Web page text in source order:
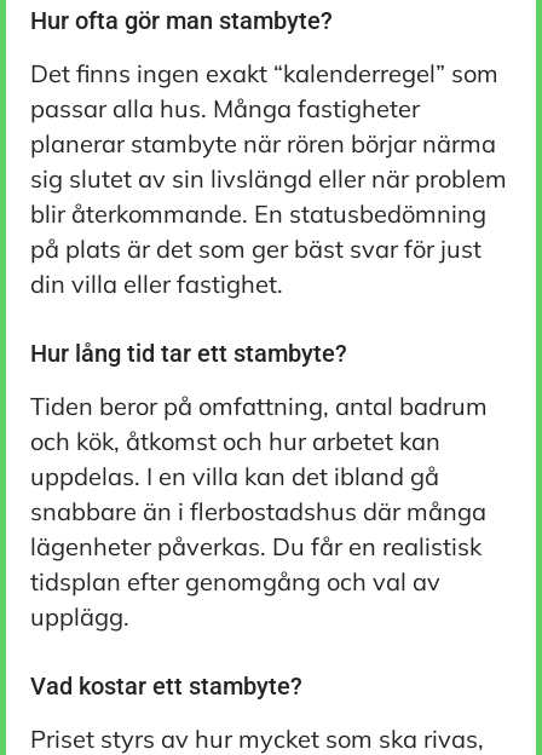
Hur ofta gör man stambyte?
Det finns ingen exakt “kalenderregel” som
passar alla hus. Många fastigheter
planerar stambyte när rören börjar närma
sig slutet av sin livslängd eller när problem
blir återkommande. En statusbedömning
på plats är det som ger bäst svar för just
din villa eller fastighet.
Hur lång tid tar ett stambyte?
Tiden beror på omfattning, antal badrum
och kök, åtkomst och hur arbetet kan
uppdelas. I en villa kan det ibland gå
snabbare än i flerbostadshus där många
lägenheter påverkas. Du får en realistisk
tidsplan efter genomgång och val av
upplägg.
Vad kostar ett stambyte?
Priset styrs av hur mycket som ska rivas,